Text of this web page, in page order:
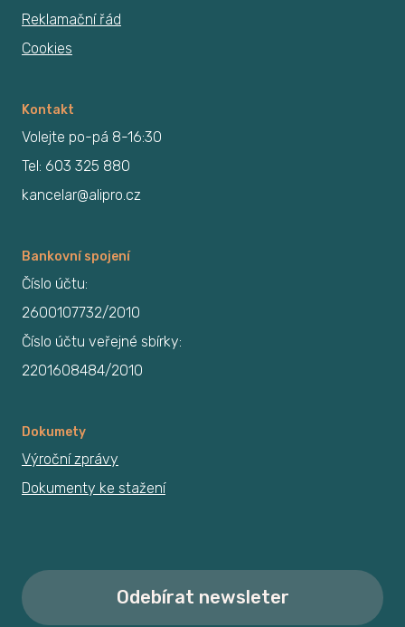
Reklamační řád
Cookies
Kontakt
Volejte po-pá 8-16:30
Tel: 603 325 880
kancelar@alipro.cz
Bankovní spojení
Číslo účtu:
2600107732/2010
Číslo účtu veřejné sbírky:
2201608484/2010
Dokumety
Výroční zprávy
Dokumenty ke stažení
Odebírat newsleter